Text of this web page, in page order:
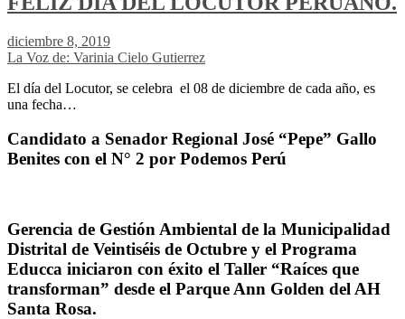
diciembre 8, 2019
La Voz de: Varinia Cielo Gutierrez
El día del Locutor, se celebra el 08 de diciembre de cada año, es
una fecha…
Candidato a Senador Regional José “Pepe” Gallo
Benites con el N° 2 por Podemos Perú
Gerencia de Gestión Ambiental de la Municipalidad
Distrital de Veintiséis de Octubre y el Programa
Educca iniciaron con éxito el Taller “Raíces que
transforman” desde el Parque Ann Golden del AH
Santa Rosa.